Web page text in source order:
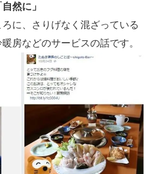
然に」
に、さりげなく混ざっている
房などのサービスの話です。